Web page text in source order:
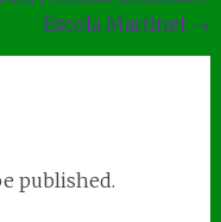
Escola Martinet →
published.